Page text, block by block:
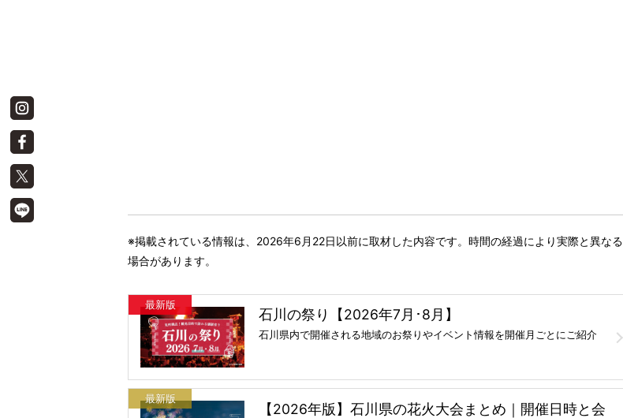
※掲載されている情報は、2026年6月22日以前に取材した内容です。時間の経過により実際と異なる
場合があります。
最新版
石川の祭り【2026年7月･8月】
石川県内で開催される地域のお祭りやイベント情報を開催月ごとにご紹介
最新版
【2026年版】石川県の花火大会まとめ｜開催日時と会